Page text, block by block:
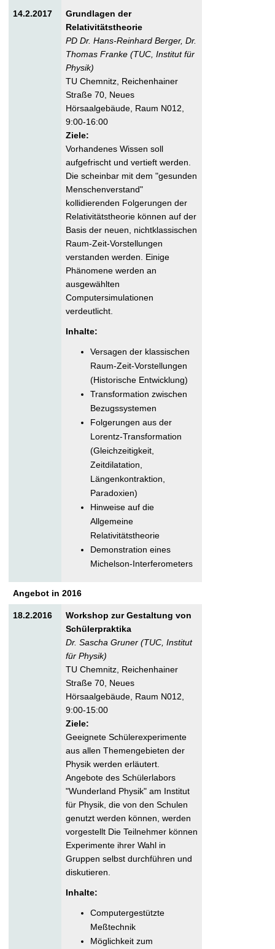
14.2.2017
Grundlagen der
Relativitätstheorie
PD Dr. Hans-Reinhard Berger, Dr.
Thomas Franke (TUC, Institut für
Physik)
TU Chemnitz, Reichenhainer
Straße 70, Neues
Hörsaalgebäude, Raum N012,
9:00-16:00
Ziele:
Vorhandenes Wissen soll
aufgefrischt und vertieft werden.
Die scheinbar mit dem "gesunden
Menschenverstand"
kollidierenden Folgerungen der
Relativitätstheorie können auf der
Basis der neuen, nichtklassischen
Raum-Zeit-Vorstellungen
verstanden werden. Einige
Phänomene werden an
ausgewählten
Computersimulationen
verdeutlicht.
Inhalte:
Versagen der klassischen
Raum-Zeit-Vorstellungen
(Historische Entwicklung)
Transformation zwischen
Bezugssystemen
Folgerungen aus der
Lorentz-Transformation
(Gleichzeitigkeit,
Zeitdilatation,
Längenkontraktion,
Paradoxien)
Hinweise auf die
Allgemeine
Relativitätstheorie
Demonstration eines
Michelson-Interferometers
Angebot in 2016
18.2.2016
Workshop zur Gestaltung von
Schülerpraktika
Dr. Sascha Gruner (TUC, Institut
für Physik)
TU Chemnitz, Reichenhainer
Straße 70, Neues
Hörsaalgebäude, Raum N012,
9:00-15:00
Ziele:
Geeignete Schülerexperimente
aus allen Themengebieten der
Physik werden erläutert.
Angebote des Schülerlabors
"Wunderland Physik" am Institut
für Physik, die von den Schulen
genutzt werden können, werden
vorgestellt Die Teilnehmer können
Experimente ihrer Wahl in
Gruppen selbst durchführen und
diskutieren.
Inhalte:
Computergestützte
Meßtechnik
Möglichkeit zum